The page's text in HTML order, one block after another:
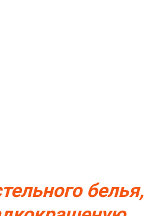
белья,